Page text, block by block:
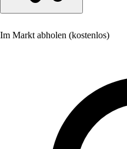
Im Markt abholen (kostenlos)